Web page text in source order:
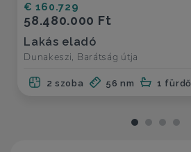
€ 160.729
58.480.000 Ft
Lakás eladó
Dunakeszi, Barátság útja
2 szoba 56 nm 1 fürdő